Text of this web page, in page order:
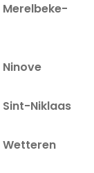
Merelbeke-
Ninove
Sint-Niklaas
Wetteren